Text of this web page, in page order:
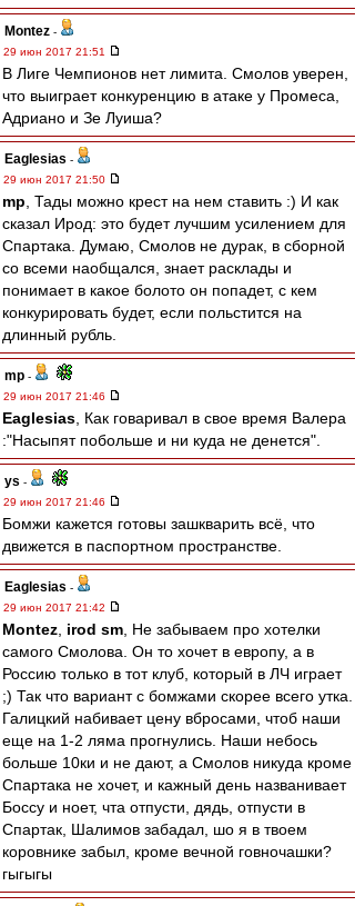
Montez -
29 июн 2017 21:51
В Лиге Чемпионов нет лимита. Смолов уверен,
что выиграет конкуренцию в атаке у Промеса,
Адриано и Зе Луиша?
Eaglesias -
29 июн 2017 21:50
mp , Тады можно крест на нем ставить :) И как
сказал Ирод: это будет лучшим усилением для
Спартака. Думаю, Смолов не дурак, в сборной
со всеми наобщался, знает расклады и
понимает в какое болото он попадет, с кем
конкурировать будет, если польстится на
длинный рубль.
mp -
29 июн 2017 21:46
Eaglesias , Как говаривал в свое время Валера
:"Насыпят побольше и ни куда не денется".
ys -
29 июн 2017 21:46
Бомжи кажется готовы зашкварить всё, что
движется в паспортном пространстве.
Eaglesias -
29 июн 2017 21:42
Montez irod sm , Не забываем про хотелки
самого Смолова. Он то хочет в европу, а в
Россию только в тот клуб, который в ЛЧ играет
;) Так что вариант с бомжами скорее всего утка.
Галицкий набивает цену вбросами, чтоб наши
еще на 1-2 ляма прогнулись. Наши небось
больше 10ки и не дают, а Смолов никуда кроме
Спартака не хочет, и кажный день названивает
Боссу и ноет, чта отпусти, дядь, отпусти в
Спартак, Шалимов забадал, шо я в твоем
коровнике забыл, кроме вечной говночашки?
гыгыгы